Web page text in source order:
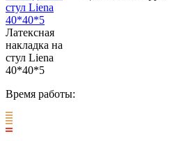
Латексная
накладка на
стул Liena
40*40*5
Время работы: